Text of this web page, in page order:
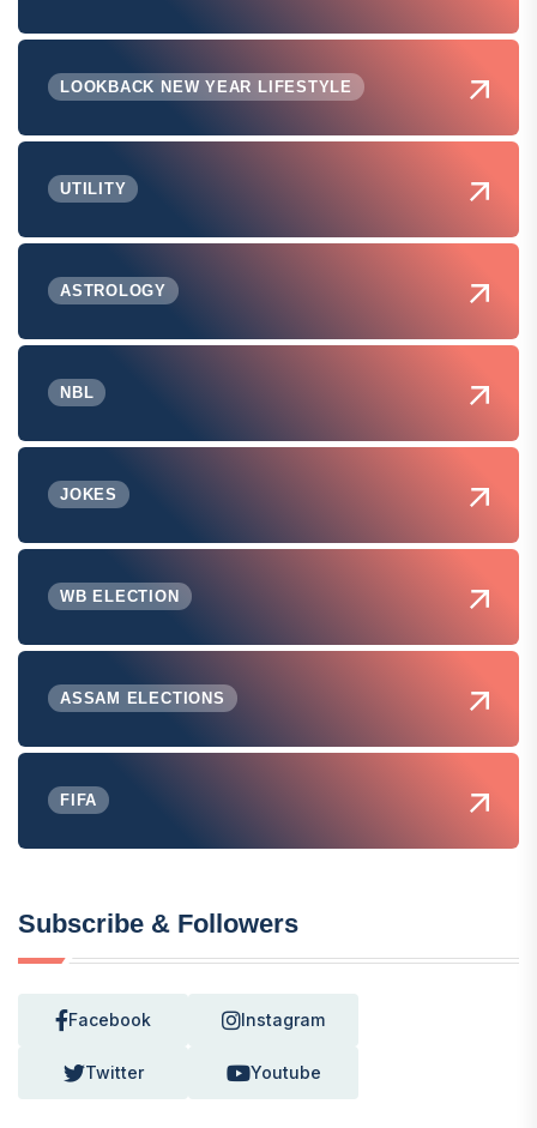
LOOKBACK NEW YEAR LIFESTYLE
UTILITY
ASTROLOGY
NBL
JOKES
WB ELECTION
ASSAM ELECTIONS
FIFA
Subscribe & Followers
Facebook Instagram
Twitter Youtube